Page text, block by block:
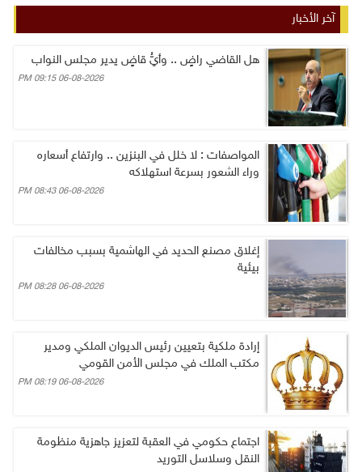
آخر الأخبار
هل القاضي راضٍ .. وأيُّ قاضٍ يدير مجلس النواب
06-08-2026 09:15 PM
المواصفات : لا خلل في البنزين .. وارتفاع أسعاره
وراء الشعور بسرعة استهلاكه
06-08-2026 08:43 PM
إغلاق مصنع الحديد في الهاشمية بسبب مخالفات
بيئية
06-08-2026 08:28 PM
إرادة ملكية بتعيين رئيس الديوان الملكي ومدير
مكتب الملك في مجلس الأمن القومي
06-08-2026 08:19 PM
اجتماع حكومي في العقبة لتعزيز جاهزية منظومة
النقل وسلاسل التوريد